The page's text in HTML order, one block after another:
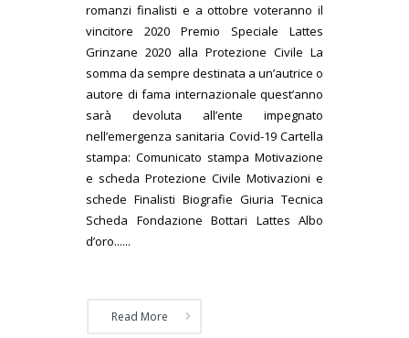
romanzi finalisti e a ottobre voteranno il
vincitore 2020 Premio Speciale Lattes
Grinzane 2020 alla Protezione Civile La
somma da sempre destinata a un’autrice o
autore di fama internazionale quest’anno
sarà devoluta all’ente impegnato
nell’emergenza sanitaria Covid-19 Cartella
stampa: Comunicato stampa Motivazione
e scheda Protezione Civile Motivazioni e
schede Finalisti Biografie Giuria Tecnica
Scheda Fondazione Bottari Lattes Albo
d’oro......
Read More